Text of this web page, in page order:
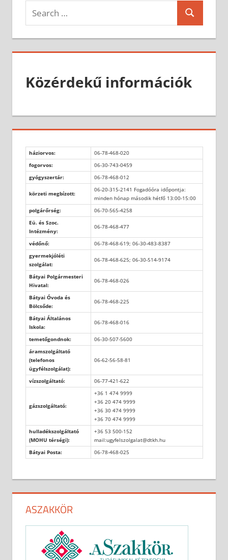
Search
for:
Search
Közérdekű információk
háziorvos:
06-78-468-020
fogorvos:
06-30-743-0459
gyógyszertár:
06-78-468-012
körzeti megbízott:
06-20-315-2141 Fogadóóra időpontja:
minden hónap második hétfő 13:00-15:00
polgárőrség:
06-70-565-4258
Eü. és Szoc.
Intézmény:
06-78-468-477
védőnő:
06-78-468-619; 06-30-483-8387
gyermekjóléti
szolgálat:
06-78-468-625; 06-30-514-9174
Bátyai Polgármesteri
Hivatal:
06-78-468-026
Bátyai Óvoda és
Bölcsőde:
06-78-468-225
Bátyai Általános
Iskola:
06-78-468-016
temetőgondnok:
06-30-507-5600
áramszolgáltató
(telefonos
ügyfélszolgálat):
06-62-56-58-81
vízszolgáltató: 06-77-421-622
gázszolgáltató:
+36 1 474 9999
+36 20 474 9999
+36 30 474 9999
+36 70 474 9999
hulladékszolgáltató
(MOHU térségi):
+36 53 500-152
mail:ugyfelszolgalat@dtkh.hu
Bátyai Posta:
06-78-468-025
ASZAKKÖR